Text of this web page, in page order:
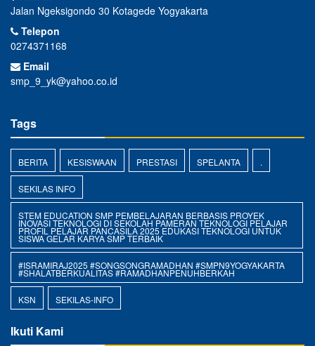
Jalan Ngeksigondo 30 Kotagede Yogyakarta
Telepon
0274371168
Email
smp_9_yk@yahoo.co.id
Tags
BERITA KESISWAAN PRESTASI SPELANTA .
SEKILAS INFO
STEM EDUCATION SMP PEMBELAJARAN BERBASIS PROYEK
INOVASI TEKNOLOGI DI SEKOLAH PAMERAN TEKNOLOGI PELAJAR
PROFIL PELAJAR PANCASILA 2025 EDUKASI TEKNOLOGI UNTUK
SISWA GELAR KARYA SMP TERBAIK
#ISRAMIRAJ2025 #SONGSONGRAMADHAN #SMPN9YOGYAKARTA
#SHALATBERKUALITAS #RAMADHANPENUHBERKAH
KSN SEKILAS-INFO
Ikuti Kami